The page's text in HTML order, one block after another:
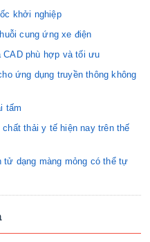
khởi nghiệp
cung ứng xe điện
CAD phù hợp và tối ưu
ứng dụng truyền thông không
tấm
thải y tế hiện nay trên thế
tử dạng màng mỏng có thể tự